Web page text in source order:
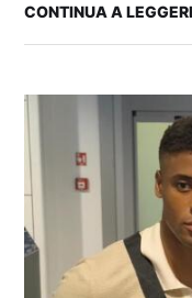
2° TROFEO
con noi il
CONTINUA A